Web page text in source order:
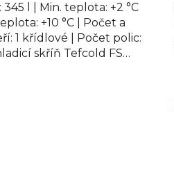
l | Min. teplota: +2 °C
+10 °C | Počet a
1 křídlové | Počet polic:
skříň Tefcold FS